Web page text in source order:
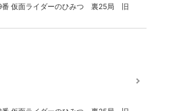
番 仮面ライダーのひみつ 裏25局 旧